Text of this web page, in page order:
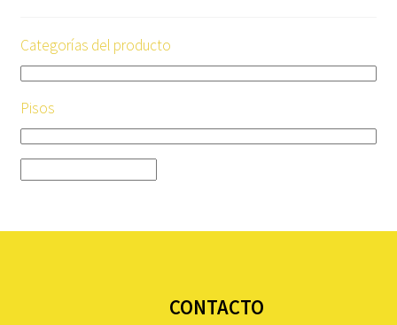
Categorías del producto
Pisos
CONTACTO